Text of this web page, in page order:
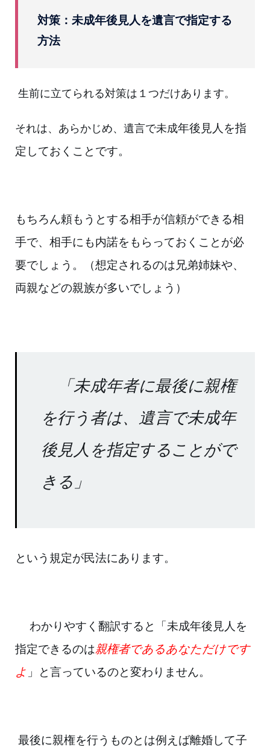
対策：未成年後見人を遺言で指定する
方法
生前に立てられる対策は１つだけあります。
それは、あらかじめ、 遺言で未成年後見人 を指
定しておくことです。
もちろん頼もうとする相手が信頼ができる相
手で、相手にも内諾をもらっておく ことが必
要でしょう。（想定されるのは 兄弟姉妹や、
両親などの親族が多いでし ょう）
「未成年者に最後に親権
を行う者は、遺言で未成年
後見人を指定することがで
きる」
という規定が民法にあります。
わかりやすく翻訳すると「未成年後見人を
指定できるのは親権者であるあなただけです
よ 」と言っているのと変わりません。
最後に親権を行うものとは例えば離婚して子